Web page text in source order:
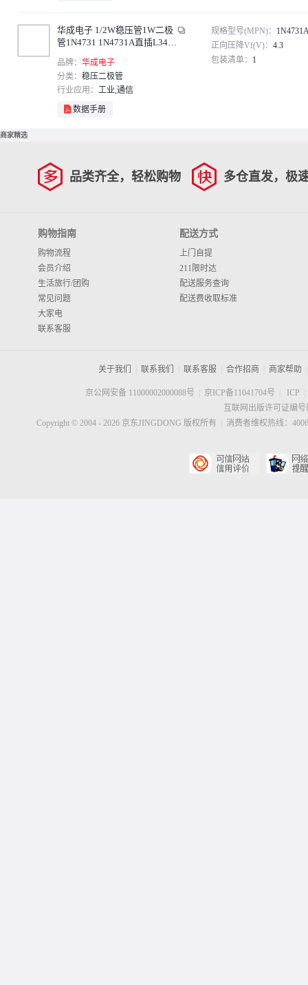
华成电子 1/2W稳压管1W二极
管1N4731 1N4731A直插L34贴
（1000只）
品牌： 华成电子
分类： 稳压二极管
行业应用： 工业,通信
数据手册
规格型号(MPN)：
正向压降Vf(V)： 4.3
包装清单： 1
商家精选
品类齐全，轻松购物 多仓直发，极
购物指南
购物流程
会员介绍
生活旅行/团购
常见问题
大家电
联系客服
配送方式
上门自提
211限时达
配送服务查询
配送费收取标准
关于我们 联系我们 联系客服 合作招商 商家帮助
京公网安备 11000002000088号 京ICP备11041704号 ICP
互联网出版许可证编
Copyright © 2004 - 2026京东JINGDONG 版权所有 消费者维权热线：